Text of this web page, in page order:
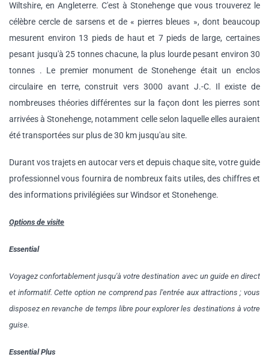
Wiltshire, en Angleterre. C'est à Stonehenge que vous trouverez le
célèbre cercle de sarsens et de « pierres bleues », dont beaucoup
mesurent environ 13 pieds de haut et 7 pieds de large, certaines
pesant jusqu'à 25 tonnes chacune, la plus lourde pesant environ 30
tonnes . Le premier monument de Stonehenge était un enclos
circulaire en terre, construit vers 3000 avant J.-C. Il existe de
nombreuses théories différentes sur la façon dont les pierres sont
arrivées à Stonehenge, notamment celle selon laquelle elles auraient
été transportées sur plus de 30 km jusqu'au site.
Durant vos trajets en autocar vers et depuis chaque site, votre guide
professionnel vous fournira de nombreux faits utiles, des chiffres et
des informations privilégiées sur Windsor et Stonehenge.
Options de visite
Essential
Voyagez confortablement jusqu'à votre destination avec un guide en direct
et informatif. Cette option ne comprend pas l'entrée aux attractions ; vous
disposez en revanche de temps libre pour explorer les destinations à votre
guise.
Essential Plus